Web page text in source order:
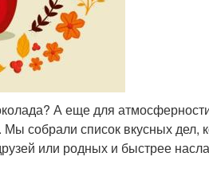
А еще для
собрали список вкусных дел,
или родных и быстрее